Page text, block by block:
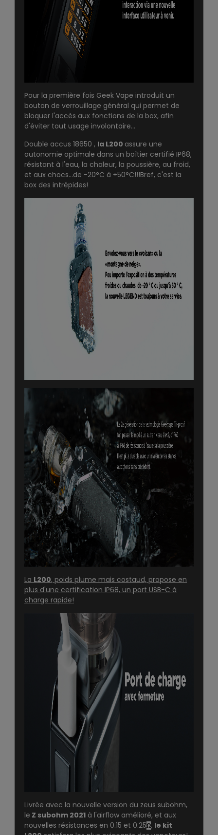
Pour la première fois Geek Vape introduit un
bouton de verrouillage général qui permet de
bloquer l'accès aux fonctions de la box, afin
d'éviter tout usage involontaire...
Double accus 18650 , la L200 assure une
autonomie optimale dans un boîtier certifié IP68,
résistant à l'eau, la chaleur, la poussière, au froid,
et aux chocs...de -20°C à +50°C!!!Bref, c'est la
box des intrépides!
La L200, poids plume mais costaud, propose en
plus d'une certification IP68, un port USB-C à
charge rapide!
Livrée avec la nouvelle version du zeus subohm,
le Z subohm 2021 à l'airflow amélioré, et aux
nouvelles résistances en 0.15 et 0.25Ω, le kit